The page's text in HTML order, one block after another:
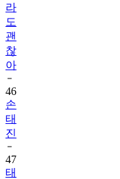
라
도
괜
찮
아
46
손
태
진
47
태